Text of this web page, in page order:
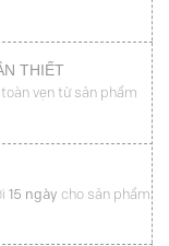
THIẾT
toàn vẹn từ sản phẩm
15 ngày cho sản phẩm